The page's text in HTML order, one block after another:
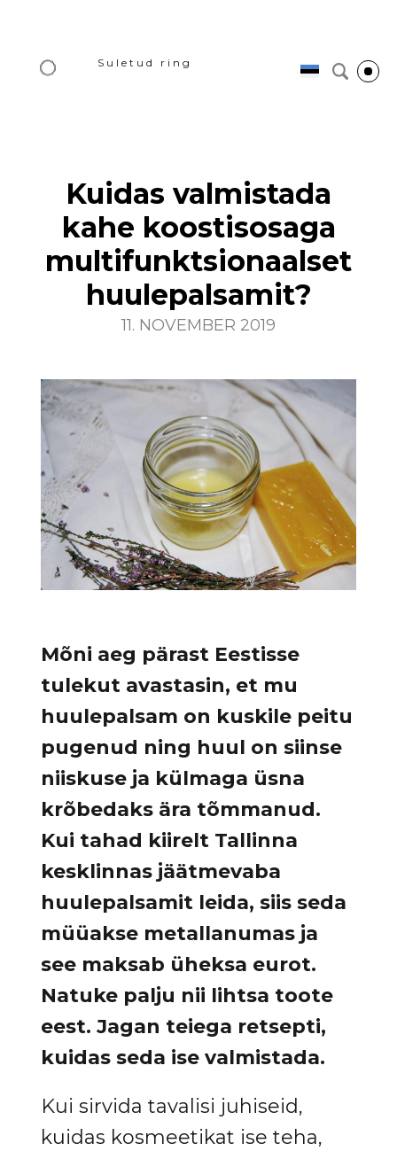
Suletud ring
Kuidas valmistada
kahe koostisosaga
multifunktsionaalset
huulepalsamit?
11. NOVEMBER 2019
Mõni aeg pärast Eestisse
tulekut avastasin, et mu
huulepalsam on kuskile peitu
pugenud ning huul on siinse
niiskuse ja külmaga üsna
krõbedaks ära tõmmanud.
Kui tahad kiirelt Tallinna
kesklinnas jäätmevaba
huulepalsamit leida, siis seda
müüakse metallanumas ja
see maksab üheksa eurot.
Natuke palju nii lihtsa toote
eest. Jagan teiega retsepti,
kuidas seda ise valmistada.
Kui sirvida tavalisi juhiseid,
kuidas kosmeetikat ise teha,